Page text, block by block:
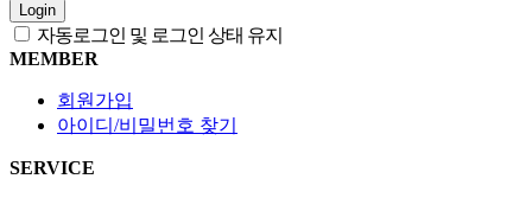
Login
자동로그인 및 로그인 상태 유지
MEMBER
회원가입
아이디/비밀번호 찾기
SERVICE